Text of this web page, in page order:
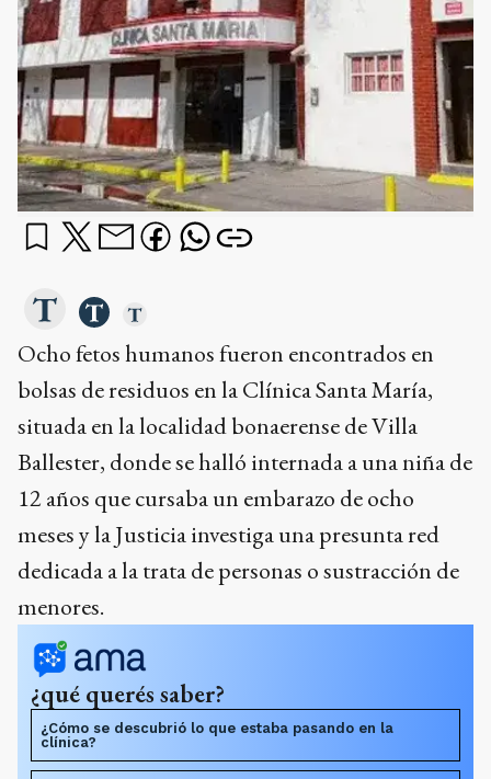
Ocho fetos humanos fueron encontrados en
bolsas de residuos en la Clínica Santa María,
situada en la localidad bonaerense de Villa
Ballester, donde se halló internada a una niña de
12 años que cursaba un embarazo de ocho
meses y la Justicia investiga una presunta red
dedicada a la trata de personas o sustracción de
menores.
¿qué querés saber?
¿Cómo se descubrió lo que estaba pasando en la
clínica?